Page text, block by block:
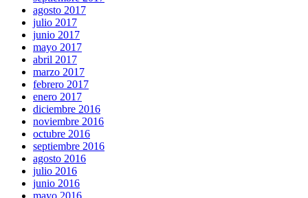
agosto 2017
julio 2017
junio 2017
mayo 2017
abril 2017
marzo 2017
febrero 2017
enero 2017
diciembre 2016
noviembre 2016
octubre 2016
septiembre 2016
agosto 2016
julio 2016
junio 2016
mayo 2016